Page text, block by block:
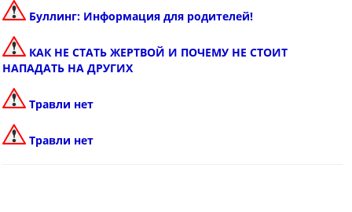
Буллинг: Информация для родителей!
КАК НЕ СТАТЬ ЖЕРТВОЙ И ПОЧЕМУ НЕ СТОИТ
НАПАДАТЬ НА ДРУГИХ
Травли нет
Травли нет